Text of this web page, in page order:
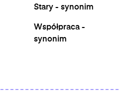
Stary - synonim
Współpraca -
synonim